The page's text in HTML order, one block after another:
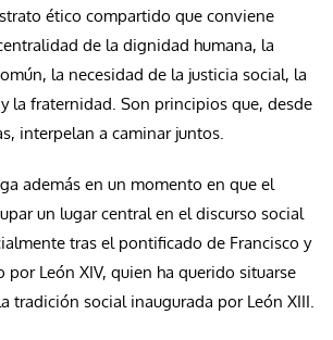
ético compartido que conviene
de la dignidad humana, la
la necesidad de la justicia social, la
la fraternidad. Son principios que, desde
interpelan a caminar juntos.
además en un momento en que el
un lugar central en el discurso social
tras el pontificado de Francisco y
León XIV, quien ha querido situarse
tradición social inaugurada por León XIII.